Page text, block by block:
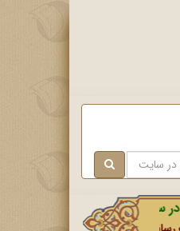
وحدت ملی و امنیت ملی.